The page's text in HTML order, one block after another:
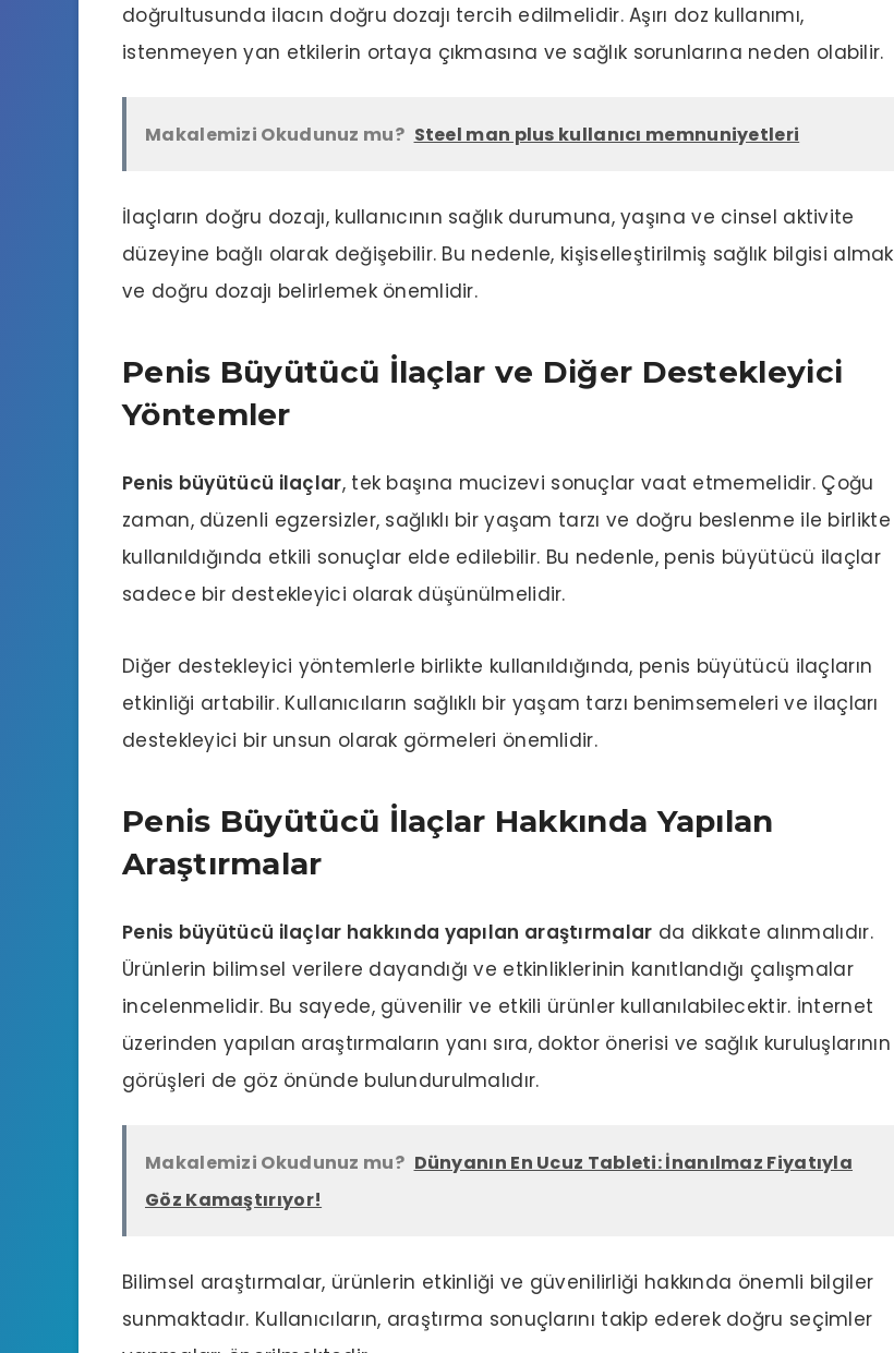
doğrultusunda ilacın doğru dozajı tercih edilmelidir. Aşırı doz kullanımı,
istenmeyen yan etkilerin ortaya çıkmasına ve sağlık sorunlarına neden olabilir.
Makalemizi Okudunuz mu? Steel man plus kullanıcı memnuniyetleri
İlaçların doğru dozajı, kullanıcının sağlık durumuna, yaşına ve cinsel aktivite
düzeyine bağlı olarak değişebilir. Bu nedenle, kişiselleştirilmiş sağlık bilgisi almak
ve doğru dozajı belirlemek önemlidir.
Penis Büyütücü İlaçlar ve Diğer Destekleyici
Yöntemler
Penis büyütücü ilaçlar, tek başına mucizevi sonuçlar vaat etmemelidir. Çoğu
zaman, düzenli egzersizler, sağlıklı bir yaşam tarzı ve doğru beslenme ile birlikte
kullanıldığında etkili sonuçlar elde edilebilir. Bu nedenle, penis büyütücü ilaçlar
sadece bir destekleyici olarak düşünülmelidir.
Diğer destekleyici yöntemlerle birlikte kullanıldığında, penis büyütücü ilaçların
etkinliği artabilir. Kullanıcıların sağlıklı bir yaşam tarzı benimsemeleri ve ilaçları
destekleyici bir unsun olarak görmeleri önemlidir.
Penis Büyütücü İlaçlar Hakkında Yapılan
Araştırmalar
Penis büyütücü ilaçlar hakkında yapılan araştırmalar da dikkate alınmalıdır.
Ürünlerin bilimsel verilere dayandığı ve etkinliklerinin kanıtlandığı çalışmalar
incelenmelidir. Bu sayede, güvenilir ve etkili ürünler kullanılabilecektir. İnternet
üzerinden yapılan araştırmaların yanı sıra, doktor önerisi ve sağlık kuruluşlarının
görüşleri de göz önünde bulundurulmalıdır.
Makalemizi Okudunuz mu? Dünyanın En Ucuz Tableti: İnanılmaz Fiyatıyla
Göz Kamaştırıyor!
Bilimsel araştırmalar, ürünlerin etkinliği ve güvenilirliği hakkında önemli bilgiler
sunmaktadır. Kullanıcıların, araştırma sonuçlarını takip ederek doğru seçimler